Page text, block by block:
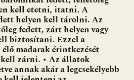
kell etetni, itatni. A
helyen kell tárolni. Az
fedett, zárt helyen vagy
biztosítani. Ezzel a
élő madarak érintkezését
zárni. • Az állatok
annak akár a legcsekélyebb